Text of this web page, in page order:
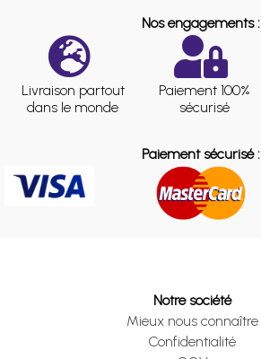
Nos engagements :
Livraison partout
dans le monde
Paiement 100%
sécurisé
Paiement sécurisé :
Notre société
Mieux nous connaître
Confidentialité